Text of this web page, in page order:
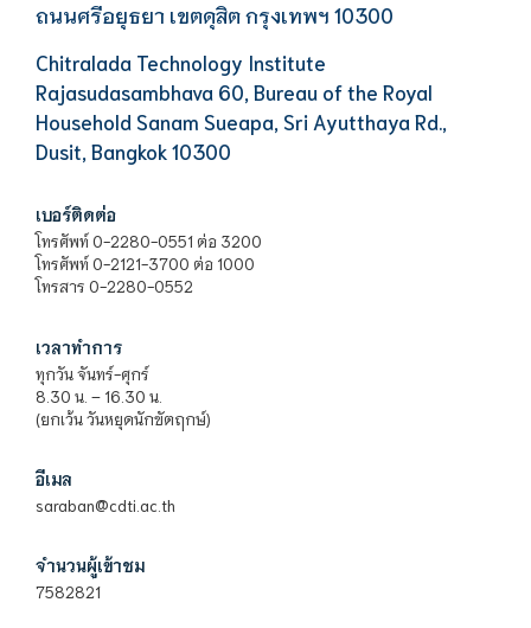
ถนนศรีอยุธยา เขตดุสิต กรุงเทพฯ 10300
Chitralada Technology Institute
Rajasudasambhava 60, Bureau of the Royal
Household Sanam Sueapa, Sri Ayutthaya Rd.,
Dusit, Bangkok 10300
เบอร์ติดต่อ
โทรศัพท์ 0-2280-0551 ต่อ 3200
โทรศัพท์ 0-2121-3700 ต่อ 1000
โทรสาร 0-2280-0552
เวลาทำการ
ทุกวัน จันทร์-ศุกร์
8.30 น. – 16.30 น.
(ยกเว้น วันหยุดนักขัตฤกษ์)
อีเมล
saraban@cdti.ac.th
จำนวนผู้เข้าชม
7582821